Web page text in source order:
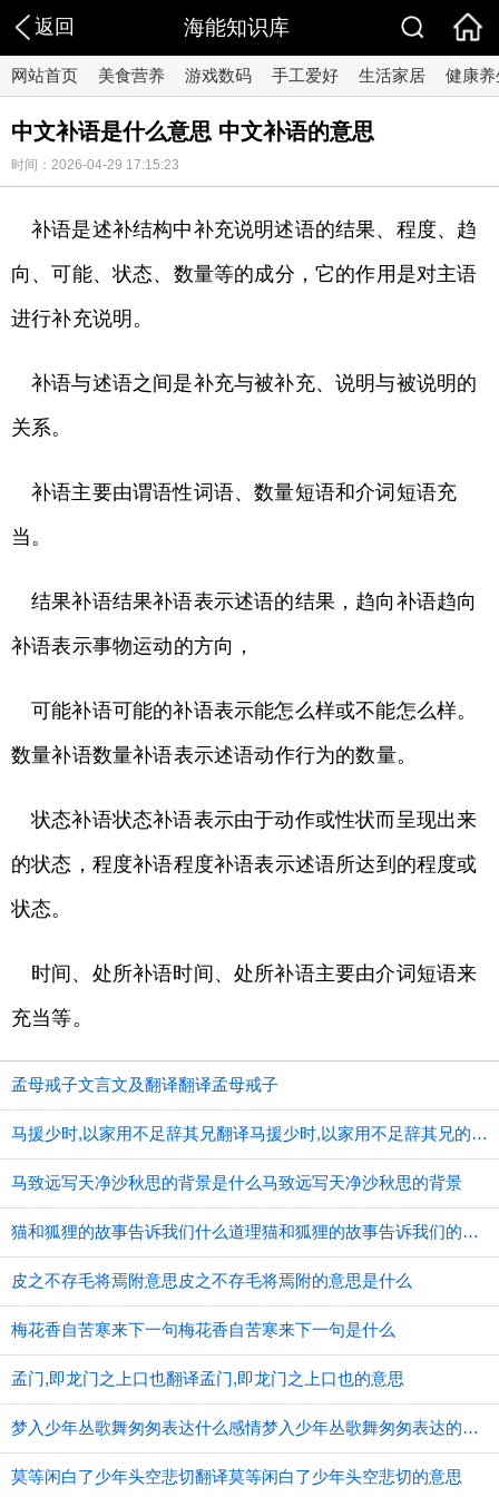
返回 海能知识库
网站首页 美食营养 游戏数码 手工爱好 生活家居 健康养
中文补语是什么意思 中文补语的意思
时间：2026-04-29 17:15:23
补语是述补结构中补充说明述语的结果、程度、趋
向、可能、状态、数量等的成分，它的作用是对主语
进行补充说明。
补语与述语之间是补充与被补充、说明与被说明的
关系。
补语主要由谓语性词语、数量短语和介词短语充
当。
结果补语结果补语表示述语的结果，趋向补语趋向
补语表示事物运动的方向，
可能补语可能的补语表示能怎么样或不能怎么样。
数量补语数量补语表示述语动作行为的数量。
状态补语状态补语表示由于动作或性状而呈现出来
的状态，程度补语程度补语表示述语所达到的程度或
状态。
时间、处所补语时间、处所补语主要由介词短语来
充当等。
孟母戒子文言文及翻译翻译孟母戒子
马援少时,以家用不足辞其兄翻译马援少时,以家用不足辞其兄的意思
马致远写天净沙秋思的背景是什么马致远写天净沙秋思的背景
猫和狐狸的故事告诉我们什么道理猫和狐狸的故事告诉我们的道理
皮之不存毛将焉附意思皮之不存毛将焉附的意思是什么
梅花香自苦寒来下一句梅花香自苦寒来下一句是什么
孟门,即龙门之上口也翻译孟门,即龙门之上口也的意思
梦入少年丛歌舞匆匆表达什么感情梦入少年丛歌舞匆匆表达的感情
莫等闲白了少年头空悲切翻译莫等闲白了少年头空悲切的意思